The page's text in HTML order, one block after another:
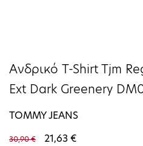
Ανδρικό T-Shirt Tjm
Ext Dark Greenery
TOMMY JEANS
30,90 € 21,63 €